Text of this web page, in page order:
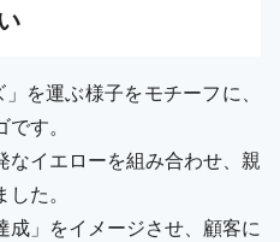
を運ぶ様子をモチーフに、
す。
イエローを組み合わせ、親
た。
成」をイメージさせ、顧客に